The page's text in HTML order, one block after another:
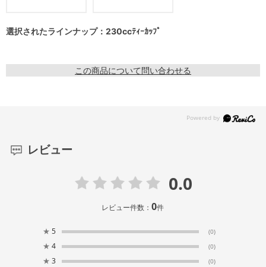
選択されたラインナップ：230ccﾃｨｰｶｯﾌﾟ
この商品について問い合わせる
レビュー
0.0
レビュー件数：0件
★ 5 (0)
★ 4 (0)
★ 3 (0)